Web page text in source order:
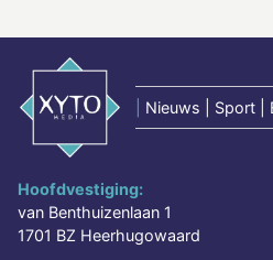
Nieuws | Sport |
Hoofdvestiging:
van Benthuizenlaan 1
1701 BZ Heerhugowaard